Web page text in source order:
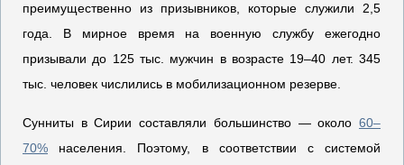
преимущественно из призывников, которые служили 2,5
года. В мирное время на военную службу ежегодно
призывали до 125 тыс. мужчин в возрасте 19–40 лет. 345
тыс. человек числились в мобилизационном резерве.
Сунниты в Сирии составляли большинство — около 60–
70% населения. Поэтому, в соответствии с системой